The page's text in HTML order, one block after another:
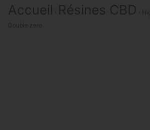
Accueil Résines CBD
›
Double zero